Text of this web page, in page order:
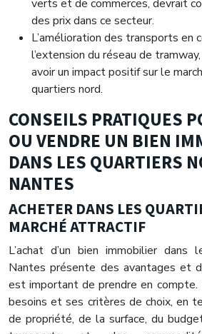
verts et de commerces, devrait
des prix dans ce secteur.
L’amélioration des transports en
l’extension du réseau de
avoir un impact positif sur le
quartiers nord.
CONSEILS PRATIQUES
OU VENDRE UN BIEN
DANS LES QUARTIERS
NANTES
ACHETER DANS LES
MARCHÉ ATTRACTIF
L’achat d’un bien immobilier
Nantes présente des avantages et
est important de prendre en
besoins et ses critères de choix, en
de propriété, de la surface, du